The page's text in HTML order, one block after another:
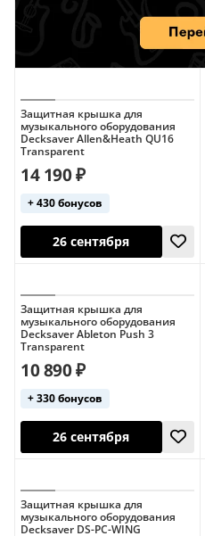
Защитная крышка для
музыкального оборудования
Decksaver Allen&Heath QU16
Transparent
14 190 ₽
+ 430 бонусов
26 сентября
Защитная крышка для
музыкального оборудования
Decksaver Ableton Push 3
Transparent
10 890 ₽
+ 330 бонусов
Защитная крышка для
музыкального оборудования
Decksaver DS-PC-WING